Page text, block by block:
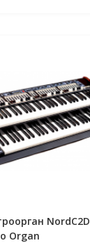
NordC2D
Organ